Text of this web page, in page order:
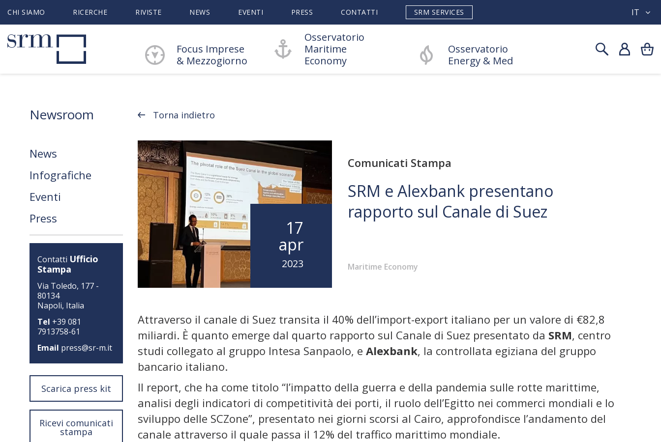
CHI SIAMO RICERCHE RIVISTE NEWS EVENTI PRESS CONTATTI SRM SERVICES IT
Focus Imprese
& Mezzogiorno
Osservatorio
Maritime
Economy
Osservatorio
Energy & Med
Newsroom
News
Infografiche
Eventi
Press
Contatti Ufficio
Stampa
Via Toledo, 177 -
80134
Napoli, Italia
Tel +39 081
7913758-61
Email press@sr-m.it
Scarica press kit
Ricevi comunicati
stampa
Torna indietro
17
apr
2023
Comunicati Stampa
SRM e Alexbank presentano
rapporto sul Canale di Suez
Maritime Economy
Attraverso il canale di Suez transita il 40% dell’import-export italiano per un valore di €82,8
miliardi. È quanto emerge dal quarto rapporto sul Canale di Suez presentato da SRM, centro
studi collegato al gruppo Intesa Sanpaolo, e Alexbank, la controllata egiziana del gruppo
bancario italiano.
Il report, che ha come titolo “l’impatto della guerra e della pandemia sulle rotte marittime,
analisi degli indicatori di competitività dei porti, il ruolo dell’Egitto nei commerci mondiali e lo
sviluppo delle SCZone”, presentato nei giorni scorsi al Cairo, approfondisce l’andamento del
canale attraverso il quale passa il 12% del traffico marittimo mondiale.